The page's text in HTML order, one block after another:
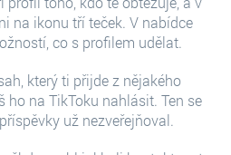
na ikonu tří teček. V nabídce
co s profilem udělat.
který ti přijde z nějakého
ho na TikToku nahlásit. Ten se
už nezveřejňoval.